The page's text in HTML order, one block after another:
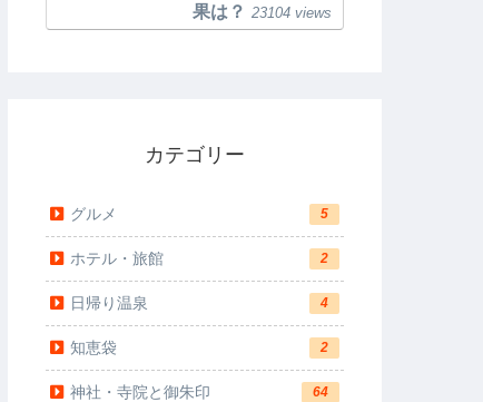
果は？ 23104 views
カテゴリー
グルメ 5
ホテル・旅館 2
日帰り温泉 4
知恵袋 2
神社・寺院と御朱印 64